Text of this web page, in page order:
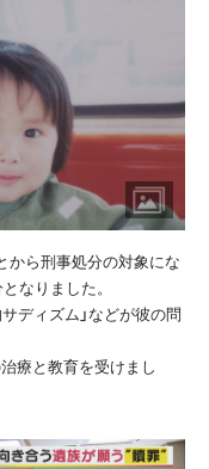
から刑事処分の対象にな
なりました。
ディズム」などが彼の問
療と教育を受けまし